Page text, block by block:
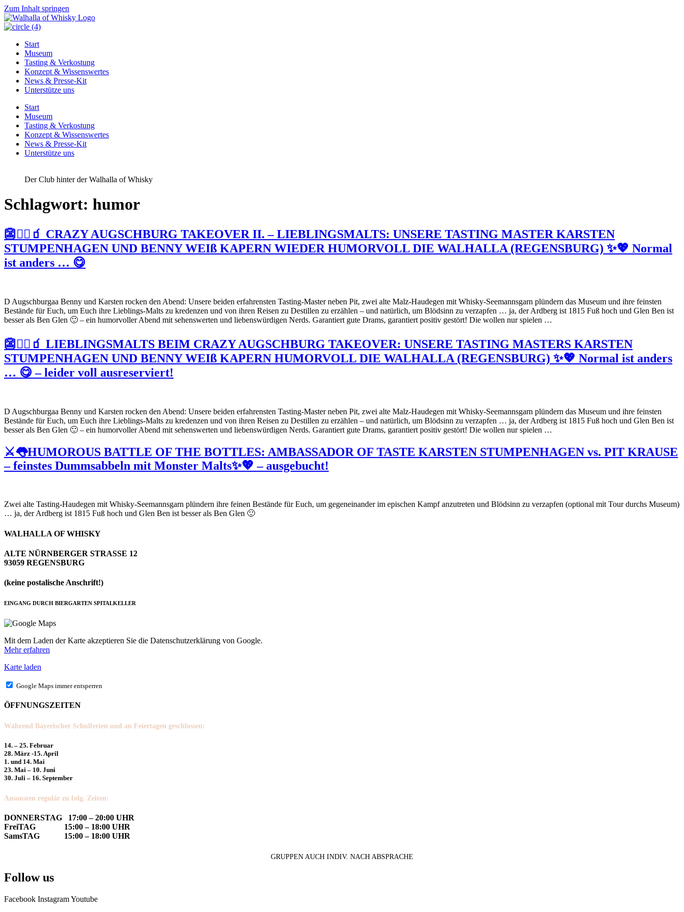
Zum Inhalt springen
Start
Museum
Tasting & Verkostung
Konzept & Wissenswertes
News & Presse-Kit
Unterstütze uns
Start
Museum
Tasting & Verkostung
Konzept & Wissenswertes
News & Presse-Kit
Unterstütze uns
Der Club hinter der Walhalla of Whisky
Schlagwort: humor
👺🏴‍☠️🧃 CRAZY AUGSCHBURG TAKEOVER II. – LIEBLINGSMALTS: UNSERE TASTING MASTER KARSTEN
STUMPENHAGEN UND BENNY WEIß KAPERN WIEDER HUMORVOLL DIE WALHALLA (REGENSBURG) ✨💖 Normal
ist anders … 😋
D Augschburgaa Benny und Karsten rocken den Abend: Unsere beiden erfahrensten Tasting-Master neben Pit, zwei alte Malz-Haudegen mit Whisky-Seemannsgarn plündern das Museum und ihre feinsten
Bestände für Euch, um Euch ihre Lieblings-Malts zu kredenzen und von ihren Reisen zu Destillen zu erzählen – und natürlich, um Blödsinn zu verzapfen … ja, der Ardberg ist 1815 Fuß hoch und Glen Ben ist
besser als Ben Glen 🙂 – ein humorvoller Abend mit sehenswerten und liebenswürdigen Nerds. Garantiert gute Drams, garantiert positiv gestört! Die wollen nur spielen …
👺🏴‍☠️🧃 LIEBLINGSMALTS BEIM CRAZY AUGSCHBURG TAKEOVER: UNSERE TASTING MASTERS KARSTEN
STUMPENHAGEN UND BENNY WEIß KAPERN HUMORVOLL DIE WALHALLA (REGENSBURG) ✨💖 Normal ist anders
… 😋 – leider voll ausreserviert!
D Augschburgaa Benny und Karsten rocken den Abend: Unsere beiden erfahrensten Tasting-Master neben Pit, zwei alte Malz-Haudegen mit Whisky-Seemannsgarn plündern das Museum und ihre feinsten
Bestände für Euch, um Euch ihre Lieblings-Malts zu kredenzen und von ihren Reisen zu Destillen zu erzählen – und natürlich, um Blödsinn zu verzapfen … ja, der Ardberg ist 1815 Fuß hoch und Glen Ben ist
besser als Ben Glen 🙂 – ein humorvoller Abend mit sehenswerten und liebenswürdigen Nerds. Garantiert gute Drams, garantiert positiv gestört! Die wollen nur spielen …
⚔👅HUMOROUS BATTLE OF THE BOTTLES: AMBASSADOR OF TASTE KARSTEN STUMPENHAGEN vs. PIT KRAUSE
– feinstes Dummsabbeln mit Monster Malts✨💖 – ausgebucht!
Zwei alte Tasting-Haudegen mit Whisky-Seemannsgarn plündern ihre feinen Bestände für Euch, um gegeneinander im epischen Kampf anzutreten und Blödsinn zu verzapfen (optional mit Tour durchs Museum)
… ja, der Ardberg ist 1815 Fuß hoch und Glen Ben ist besser als Ben Glen 🙂
WALHALLA OF WHISKY
ALTE NÜRNBERGER STRASSE 12
93059 REGENSBURG
(keine postalische Anschrift!)
EINGANG DURCH BIERGARTEN SPITALKELLER
Mit dem Laden der Karte akzeptieren Sie die Datenschutzerklärung von Google.
Mehr erfahren
Karte laden
Google Maps immer entsperren
ÖFFNUNGSZEITEN
Während Bayerischer Schulferien und an Feiertagen geschlossen:
14. – 25. Februar
28. März -15. April
1. und 14. Mai
23. Mai – 10. Juni
30. Juli – 16. September
Ansonsten regulär zu folg. Zeiten:
DONNERSTAG 17:00 – 20:00 UHR
FreiTAG 15:00 – 18:00 UHR
SamsTAG 15:00 – 18:00 UHR
GRUPPEN AUCH INDIV. NACH ABSPRACHE
Follow us
Facebook InstagramYoutube